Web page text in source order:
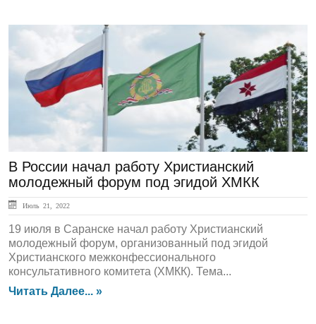
ЛЕНТА НОВОСТЕЙ
В России начал работу Христианский
молодежный форум под эгидой ХМКК
Июль 21, 2022
19 июля в Саранске начал работу Христианский
молодежный форум, организованный под эгидой
Христианского межконфессионального
консультативного комитета (ХМКК). Тема...
Читать Далее... »